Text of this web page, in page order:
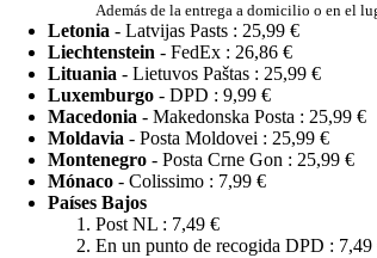
Además de la entrega a domicilio o en el
Letonia - Latvijas Pasts : 25,99 €
Liechtenstein - FedEx : 26,86 €
Lituania - Lietuvos Paštas : 25,99 €
Luxemburgo - DPD : 9,99 €
Macedonia - Makedonska Posta : 25,99 €
Moldavia - Posta Moldovei : 25,99 €
Montenegro - Posta Crne Gon : 25,99 €
Mónaco - Colissimo : 7,99 €
Países Bajos
Post NL : 7,49 €
En un punto de recogida DPD : 7,49